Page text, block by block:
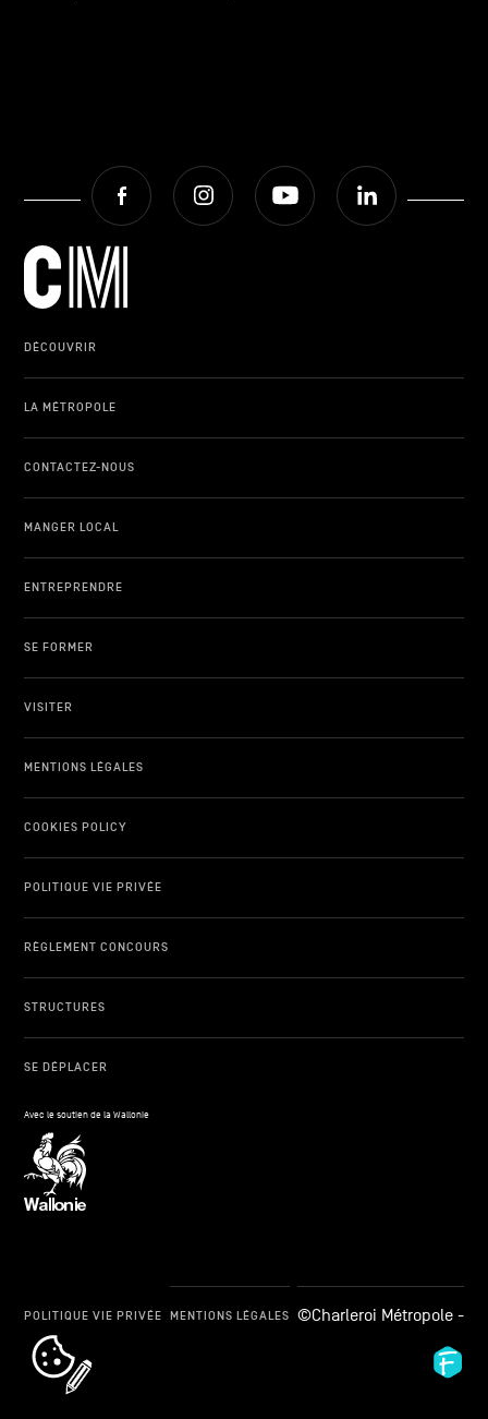
Facebook Instagram Youtube
DÉCOUVRIR
LA MÉTROPOLE
CONTACTEZ-NOUS
MANGER LOCAL
ENTREPRENDRE
SE FORMER
VISITER
MENTIONS LÉGALES
COOKIES POLICY
POLITIQUE VIE PRIVÉE
RÈGLEMENT CONCOURS
STRUCTURES
SE DÉPLACER
Avec le soutien de la Wallonie
cookie_notice_link
POLITIQUE VIE PRIVÉE MENTIONS LÉGALES ©Charleroi Métropole -